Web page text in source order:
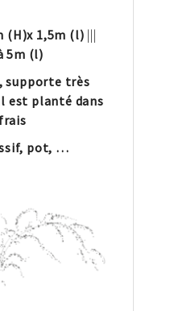
(H)x 1,5m (l) |||
5m (l)
supporte très
est planté dans
pot, …